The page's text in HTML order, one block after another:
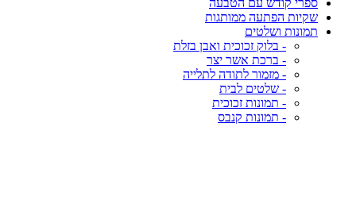
ספרי קודש עם הטבעה
שקיות הפתעה ממותגות
תמונות ושלטים
- בלוק זכוכית ואבן בזלת
- ברכת אשר יצר
- מזמור לתודה לתלייה
- שלטים לבית
- תמונות זכוכית
- תמונות קנבס